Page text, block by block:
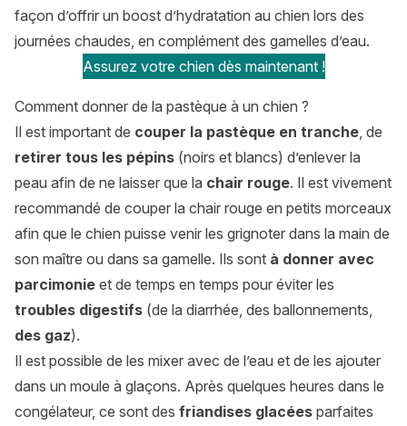
façon d’offrir un boost d’hydratation au chien lors des
journées chaudes, en complément des gamelles d’eau.
Assurez votre chien dès maintenant !
Comment donner de la pastèque à un chien ?
Il est important de couper la pastèque en tranche, de
retirer tous les pépins (noirs et blancs) d’enlever la
peau afin de ne laisser que la chair rouge. Il est vivement
recommandé de couper la chair rouge en petits morceaux
afin que le chien puisse venir les grignoter dans la main de
son maître ou dans sa gamelle. Ils sont à donner avec
parcimonie et de temps en temps pour éviter les
troubles digestifs (de la diarrhée, des ballonnements,
des gaz).
Il est possible de les mixer avec de l’eau et de les ajouter
dans un moule à glaçons. Après quelques heures dans le
congélateur, ce sont des friandises glacées parfaites